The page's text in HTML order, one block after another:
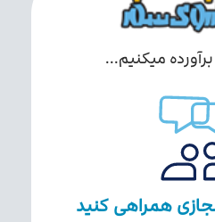
میکنیم...
همراهی کنید